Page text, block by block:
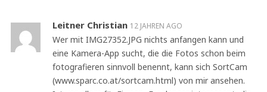
Leitner Christian 12 JAHREN AGO
Wer mit IMG27352.JPG nichts anfangen kann und
eine Kamera-App sucht, die die Fotos schon beim
fotografieren sinnvoll benennt, kann sich SortCam
(www.sparc.co.at/sortcam.html) von mir ansehen.